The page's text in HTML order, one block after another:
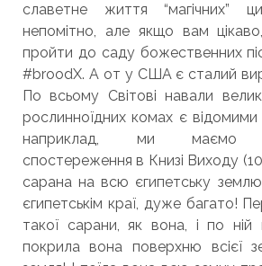
славетне життя “магічних”
непомітно, але якщо вам
пройти до саду божественних
#broodX. А от у США є сталий
По всьому Світові навали
рослинноїдних комах є
наприклад, ми маємо
спостереження в Книзі Виходу
сарана на всю єгипетську
єгипетськім краї, дуже багато!
такої сарани, як вона, і по ній
покрила вона поверхню всієї